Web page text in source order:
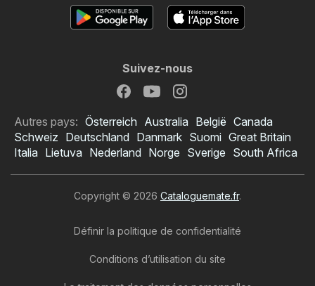
Suivez-nous
Autres pays: Österreich Australia België Canada
Schweiz Deutschland Danmark Suomi Great Britain
Italia Lietuva Nederland Norge Sverige South Africa
Copyright © 2026 Cataloguemate.fr.
Définir la politique de confidentialité
Conditions d’utilisation du site